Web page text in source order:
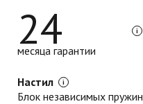
Настил
Блок независимых пружин
24
месяца гарантии